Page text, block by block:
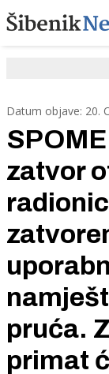
Datum objave: 20.
zatvor
pruća.
primat